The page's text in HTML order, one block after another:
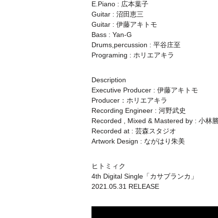
E.Piano : 広本葉子
Guitar : 沼田恵三
Guitar : 伊藤アキトモ
Bass : Yan-G
Drums,percussion : 平谷庄至
Programing : ホリエアキラ
Description
Executive Producer : 伊藤アキトモ
Producer：ホリエアキラ
Recording Engineer : 河野武史
Recorded , Mixed & Mastered by : 小林
Recorded at : 芸森スタジオ
Artwork Design : ながはり朱美
ヒトミィク
4th Digital Single「カサブランカ」
2021.05.31 RELEASE